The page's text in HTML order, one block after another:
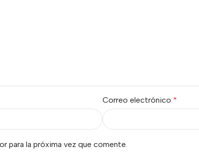
Correo electrónico *
para la próxima vez que comente.